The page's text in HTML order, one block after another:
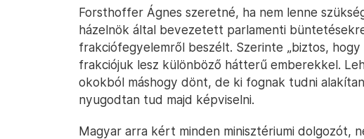
Forsthoffer Ágnes szeretné, ha nem lenne
házelnök által bevezetett parlamenti
frakciófegyelemről beszélt. Szerinte „biztos, hogy
frakciójuk lesz különböző hátterű emberekkel.
okokból máshogy dönt, de ki fognak tudni
nyugodtan tud majd képviselni.
Magyar arra kért minden minisztériumi dolgozót,